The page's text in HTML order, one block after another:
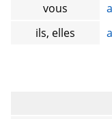
vous
ils, elles